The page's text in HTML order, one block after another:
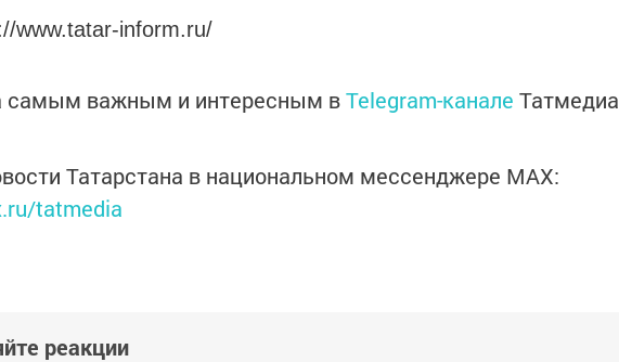
www.tatar-inform.ru/
самым важным и интересным вTelegram-канале Татмедиа
Татарстана в национальном мессенджере MАХ:
tatmedia
реакции